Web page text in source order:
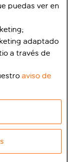
puedas ver en
adaptado
a través de
aviso de